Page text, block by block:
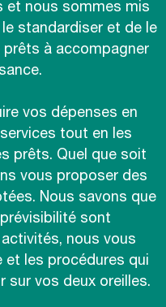
et nous sommes mis
standardiser et de le
prêts à accompagner
vos dépenses en
tout en les
prêts. Quel que soit
vous proposer des
Nous savons que
sont
nous vous
et les procédures qui
sur vos deux oreilles.